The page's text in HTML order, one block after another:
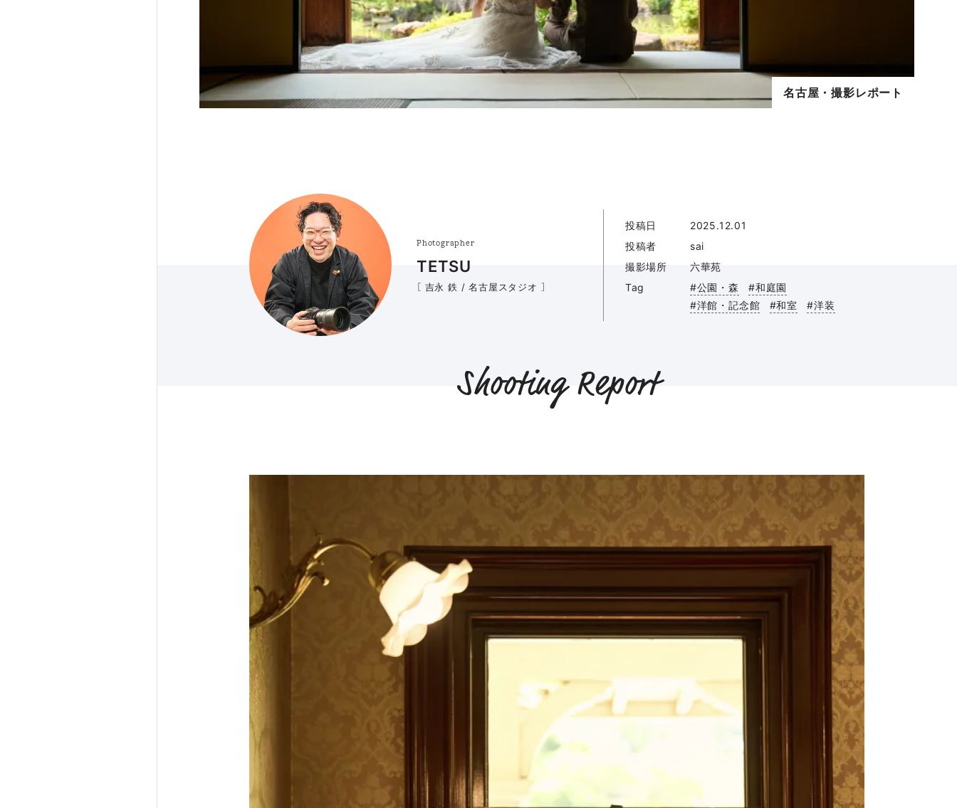
名古屋・撮影レポート
Photographer
TETSU
［ 吉永 鉄 / 名古屋スタジオ ］
投稿日
2025.12.01
投稿者
sai
撮影場所
六華苑
Tag
#公園・森
#和庭園
#洋館・記念館
#和室 #洋装
Shooting Report